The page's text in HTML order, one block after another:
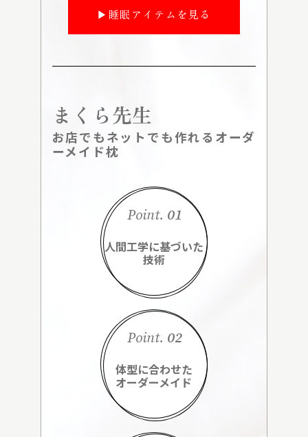
▶睡眠アイテムを見る
まくら先生
お店でもネットでも作れるオーダ
ーメイド枕
Point. 01
人間工学に基づいた
技術
Point. 02
体型に合わせた
オーダーメイド